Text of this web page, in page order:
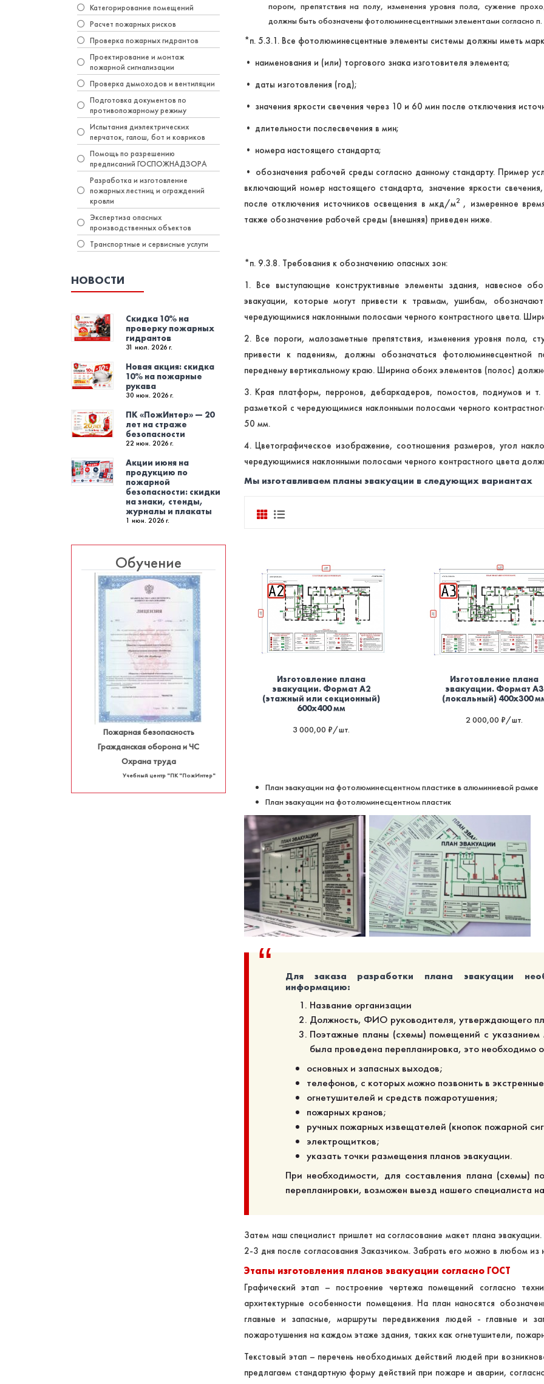
Категорирование помещений
Расчет пожарных рисков
Проверка пожарных гидрантов
Проектирование и монтаж
пожарной сигнализации
Проверка дымоходов и вентиляции
Подготовка документов по
противопожарному режиму
Испытания диэлектрических
перчаток, галош, бот и ковриков
Помощь по разрешению
предписаний ГОСПОЖНАДЗОРА
Разработка и изготовление
пожарных лестниц и ограждений
кровли
Экспертиза опасных
производственных объектов
Транспортные и сервисные услуги
НОВОСТИ
Скидка 10% на
проверку пожарных
гидрантов
31 июл. 2026 г.
Новая акция: скидка
10% на пожарные
рукава
30 июн. 2026 г.
ПК «ПожИнтер» — 20
лет на страже
безопасности
22 июн. 2026 г.
Акции июня на
продукцию по
пожарной
безопасности: скидки
на знаки, стенды,
журналы и плакаты
1 июн. 2026 г.
Обучение
Пожарная безопасность
Гражданская оборона и ЧС
Охрана труда
Учебный центр "ПК "ПожИнтер"
пороги, препятствия на полу, изменения уровня пола, сужение
должны быть обозначены фотолюминесцентными элементами согласно
*п. 5.3.1. Все фотолюминесцентные элементы системы должны иметь
• наименования и (или) торгового знака изготовителя элемента;
• даты изготовления (год);
• значения яркости свечения через 10 и 60 мин после отключения
• длительности послесвечения в мин;
• номера настоящего стандарта;
• обозначения рабочей среды согласно данному стандарту. Пример
включающий номер настоящего стандарта, значение яркости
после отключения источников освещения в мкд/м2, измеренное
также обозначение рабочей среды (внешняя) приведен ниже.
*п. 9.3.8. Требования к обозначению опасных зон:
1. Все выступающие конструктивные элементы здания, навесное
эвакуации, которые могут привести к травмам, ушибам,
чередующимися наклонными полосами черного контрастного цвета.
2. Все пороги, малозаметные препятствия, изменения уровня пола,
привести к падениям, должны обозначаться фотолюминесцентной
переднему вертикальному краю. Ширина обоих элементов (полос)
3. Края платформ, перронов, дебаркадеров, помостов, подиумов и т.
разметкой с чередующимися наклонными полосами черного
50 мм.
4. Цветографическое изображение, соотношения размеров, угол
чередующимися наклонными полосами черного контрастного цвета
Мы изготавливаем планы эвакуации в следующих вариантах
Изготовление плана
эвакуации. Формат А2
(этажный или секционный)
600х400 мм
3 000,00 ₽/шт.
Изготовление плана
эвакуации. Формат А3
(локальный) 400х300
2 000,00 ₽/шт.
План эвакуации на фотолюминесцентном пластике в алюминиевой рамке
План эвакуации на фотолюминесцентном пластик
Для заказа разработки плана эвакуации
информацию:
Название организации
Должность, ФИО руководителя, утверждающего
Поэтажные планы (схемы) помещений с
была проведена перепланировка, это необходимо
основных и запасных выходов;
телефонов, с которых можно позвонить в
огнетушителей и средств пожаротушения;
пожарных кранов;
ручных пожарных извещателей (кнопок пожарной
электрощитков;
указать точки размещения планов эвакуации.
При необходимости, для составления плана (схемы)
перепланировки, возможен выезд нашего специалиста
Затем наш специалист пришлет на согласование макет плана
2-3 дня после согласования Заказчиком. Забрать его можно в любом
Этапы изготовления планов эвакуации согласно ГОСТ
Графический этап – построение чертежа помещений согласно
архитектурные особенности помещения. На план наносятся
главные и запасные, маршруты передвижения людей - главные и
пожаротушения на каждом этаже здания, таких как огнетушители,
Текстовый этап – перечень необходимых действий людей при
предлагаем стандартную форму действий при пожаре и аварии,